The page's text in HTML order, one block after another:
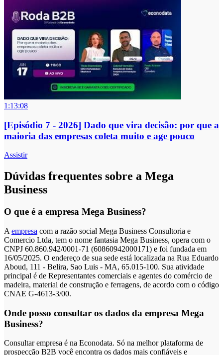
1:13:08
[Episódio 7 - 2026] Dado que vira decisão: por que a
maioria das empresas coleta muito e age pouco
Assistir
Dúvidas frequentes sobre a Mega
Business
O que é a empresa Mega Business?
A empresa com a razão social Mega Business Consultoria e
Comercio Ltda, tem o nome fantasia Mega Business, opera com o
CNPJ 60.860.942/0001-71 (60860942000171) e foi fundada em
16/05/2025. O endereço de sua sede está localizada na Rua Eduardo
Aboud, 111 - Belira, Sao Luis - MA, 65.015-100. Sua atividade
principal é de Representantes comerciais e agentes do comércio de
madeira, material de construção e ferragens, de acordo com o código
CNAE G-4613-3/00.
Onde posso consultar os dados da empresa Mega
Business?
Consultar empresa é na Econodata. Só na melhor plataforma de
prospecção B2B você encontra os dados mais confiáveis e